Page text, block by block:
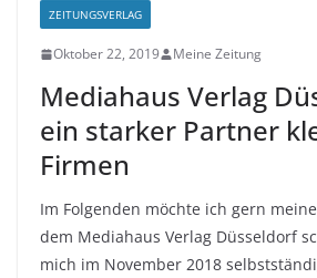
ZEITUNGSVERLAG
Oktober 22, 2019 Meine Zeitung
Mediahaus Verlag
ein starker Partner
Firmen
Im Folgenden möchte ich gern
dem Mediahaus Verlag Düsseldorf
mich im November 2018